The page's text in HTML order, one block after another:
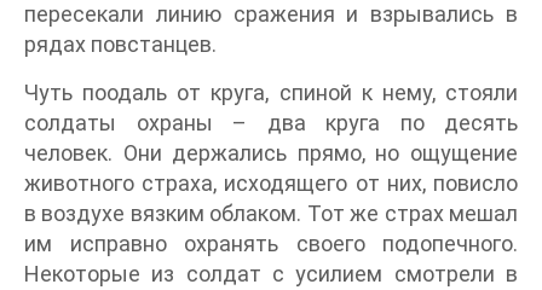
пересекали линию сражения и взрывались в
рядах повстанцев.
Чуть поодаль от круга, спиной к нему, стояли
солдаты охраны – два круга по десять
человек. Они держались прямо, но ощущение
животного страха, исходящего от них, повисло
в воздухе вязким облаком. Тот же страх мешал
им исправно охранять своего подопечного.
Некоторые из солдат с усилием смотрели в